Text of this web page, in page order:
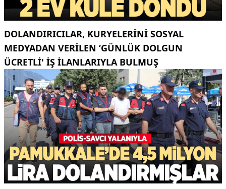
DOLANDIRICILAR, KURYELERINI SOSYAL
MEDYADAN VERILEN ‘GÜNLÜK DOLGUN
ÜCRETLI' IŞ ILANLARIYLA BULMUŞ